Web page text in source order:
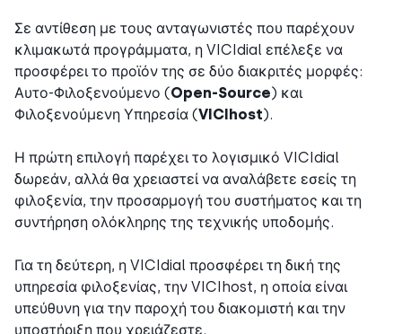
Σε αντίθεση με τους ανταγωνιστές που παρέχουν
κλιμακωτά προγράμματα, η VICIdial επέλεξε να
προσφέρει το προϊόν της σε δύο διακριτές μορφές:
Αυτο-Φιλοξενούμενο (Open-Source) και
Φιλοξενούμενη Υπηρεσία (VICIhost).
Η πρώτη επιλογή παρέχει το λογισμικό VICIdial
δωρεάν, αλλά θα χρειαστεί να αναλάβετε εσείς τη
φιλοξενία, την προσαρμογή του συστήματος και τη
συντήρηση ολόκληρης της τεχνικής υποδομής.
Για τη δεύτερη, η VICIdial προσφέρει τη δική της
υπηρεσία φιλοξενίας, την VICIhost, η οποία είναι
υπεύθυνη για την παροχή του διακομιστή και την
υποστήριξη που χρειάζεστε.